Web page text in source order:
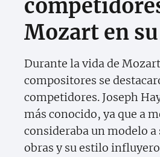
Mozart en su
Durante la vida de
compositores se
competidores. Joseph
más conocido, ya que a
consideraba un modelo a
obras y su estilo